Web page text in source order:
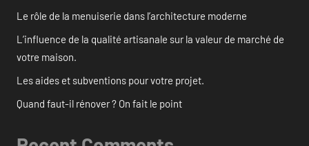
Le rôle de la menuiserie dans l’architecture moderne
L’influence de la qualité artisanale sur la valeur de marché de
votre maison.
Les aides et subventions pour votre projet.
Quand faut-il rénover ? On fait le point